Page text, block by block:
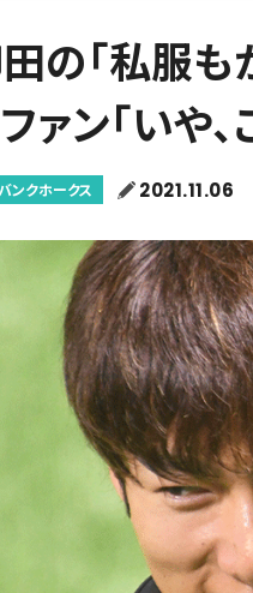
の「私服
ァン「いや
ンクホークス 2021.11.06